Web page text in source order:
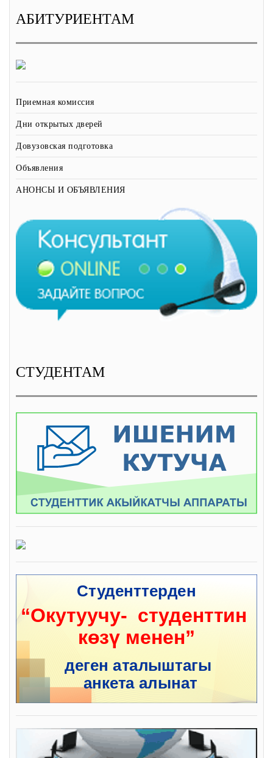
АБИТУРИЕНТАМ
Приемная комиссия
Дни открытых дверей
Довузовская подготовка
Объявления
АНОНСЫ И ОБЪЯВЛЕНИЯ
СТУДЕНТАМ